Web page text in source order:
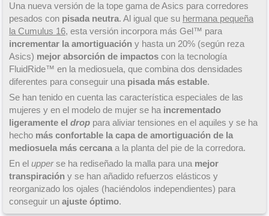
Una nueva versión de la tope gama de Asics para corredores
pesados con pisada neutra. Al igual que su hermana pequeña
la Cumulus 16, esta versión incorpora más Gel™ para
incrementar la amortiguación y hasta un 20% (según reza
Asics) mejor absorción de impactos con la tecnología
FluidRide™ en la mediosuela, que combina dos densidades
diferentes para conseguir una pisada más estable.
Se han tenido en cuenta las característica especiales de las
mujeres y en el modelo de mujer se ha incrementado
ligeramente el drop para aliviar tensiones en el aquiles y se ha
hecho más confortable la capa de amortiguación de la
mediosuela más cercana a la planta del pie de la corredora.
En el upperse ha rediseñado la malla para una mejor
transpiración y se han añadido refuerzos elásticos y
reorganizado los ojales (haciéndolos independientes) para
conseguir un ajuste óptimo.